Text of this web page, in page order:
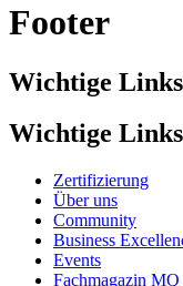
Footer
Wichtige Links
Wichtige Links
Zertifizierung
Über uns
Community
Business
Events
Fachmagazin MQ